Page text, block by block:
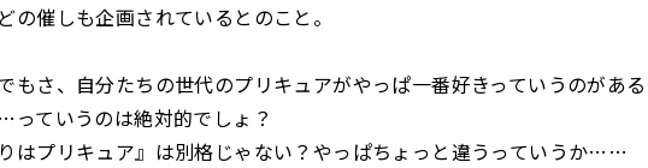
の催しも企画されているとのこと。
さ、自分たちの世代のプリキュアがやっぱ一番好きっていうのがある
ていうのは絶対的でしょ？
プリキュア』は別格じゃない？やっぱちょっと違うっていうか……